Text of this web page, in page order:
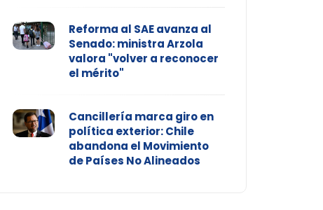
Reforma al SAE avanza al
Senado: ministra Arzola
valora "volver a reconocer
el mérito"
Cancillería marca giro en
política exterior: Chile
abandona el Movimiento
de Países No Alineados